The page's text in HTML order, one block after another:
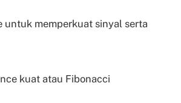
untuk memperkuat sinyal serta
kuat atau Fibonacci